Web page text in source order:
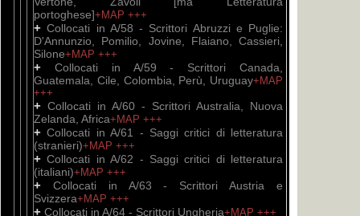
portoghese]+MAP +++
+Collocati in A/58 - Scrittori Abruzzi e Puglie:
D'Annunzio, Pomilio, Jovine, Flaiano, Cassieri,
Silone+MAP +++
+ Collocati in A/59 - Scrittori Canada,
Guatemala, Cile, Colombia, Perù, Uruguay+MAP
+++
+ Collocati in A/60 - Scrittori Australia, Nuova
Zelanda, Africa+MAP +++
+Collocati in A/61 - Saggi critici di letteratura
(stranieri)+MAP +++
+Collocati in A/62 - Saggi critici di letteratura
(italiani)+MAP +++
+ Collocati in A/63 - Scrittori Austria e
Svizzera+MAP +++
+ Collocati in A/64 - Scrittori Ungheria+MAP +++